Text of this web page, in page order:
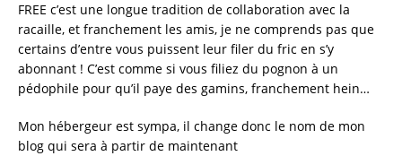
FREE c’est une longue tradition de collaboration avec la
racaille, et franchement les amis, je ne comprends pas que
certains d’entre vous puissent leur filer du fric en s’y
abonnant ! C’est comme si vous filiez du pognon à un
pédophile pour qu’il paye des gamins, franchement hein…
Mon hébergeur est sympa, il change donc le nom de mon
blog qui sera à partir de maintenant